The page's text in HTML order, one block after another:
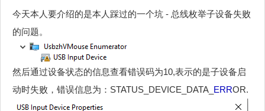
今天本人要介绍的是本人踩过的一个坑 - 总线枚举子设备失败
的问题。
然后通过设备状态的信息查看错误码为10,表示的是子设备启
动时失败，错误信息为：STATUS_DEVICE_DATA_ ERROR.